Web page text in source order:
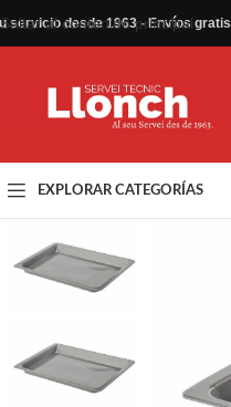
Saltar al contenido principal
servicio desde 1963 - Envíos
EXPLORAR CATEGORÍAS